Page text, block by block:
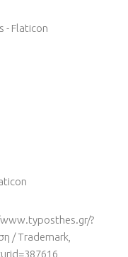
- Flaticon
?
/ Trademark,